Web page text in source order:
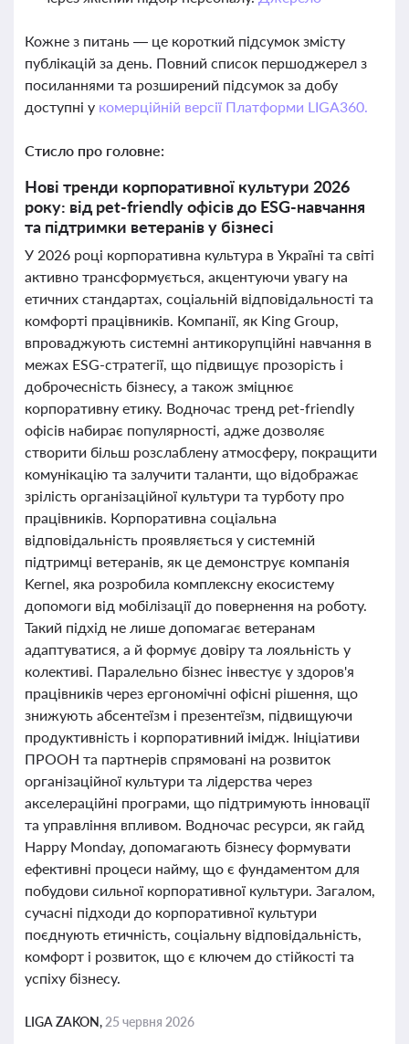
Кожне з питань — це короткий підсумок змісту
публікацій за день. Повний список першоджерел з
посиланнями та розширений підсумок за добу
доступні у комерційній версії Платформи LIGA360.
Стисло про головне:
Нові тренди корпоративної культури 2026
року: від pet-friendly офісів до ESG-навчання
та підтримки ветеранів у бізнесі
У 2026 році корпоративна культура в Україні та світі
активно трансформується, акцентуючи увагу на
етичних стандартах, соціальній відповідальності та
комфорті працівників. Компанії, як King Group,
впроваджують системні антикорупційні навчання в
межах ESG-стратегії, що підвищує прозорість і
доброчесність бізнесу, а також зміцнює
корпоративну етику. Водночас тренд pet-friendly
офісів набирає популярності, адже дозволяє
створити більш розслаблену атмосферу, покращити
комунікацію та залучити таланти, що відображає
зрілість організаційної культури та турботу про
працівників. Корпоративна соціальна
відповідальність проявляється у системній
підтримці ветеранів, як це демонструє компанія
Kernel, яка розробила комплексну екосистему
допомоги від мобілізації до повернення на роботу.
Такий підхід не лише допомагає ветеранам
адаптуватися, а й формує довіру та лояльність у
колективі. Паралельно бізнес інвестує у здоров'я
працівників через ергономічні офісні рішення, що
знижують абсентеїзм і презентеїзм, підвищуючи
продуктивність і корпоративний імідж. Ініціативи
ПРООН та партнерів спрямовані на розвиток
організаційної культури та лідерства через
акселераційні програми, що підтримують інновації
та управління впливом. Водночас ресурси, як гайд
Happy Monday, допомагають бізнесу формувати
ефективні процеси найму, що є фундаментом для
побудови сильної корпоративної культури. Загалом,
сучасні підходи до корпоративної культури
поєднують етичність, соціальну відповідальність,
комфорт і розвиток, що є ключем до стійкості та
успіху бізнесу.
LIGA ZAKON, 25 червня 2026